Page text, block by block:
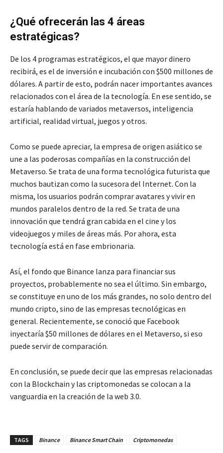
¿Qué ofrecerán las 4 áreas
estratégicas?
De los 4 programas estratégicos, el que mayor dinero
recibirá, es el de inversión e incubación con $500 millones de
dólares. A partir de esto, podrán nacer importantes avances
relacionados con el área de la tecnología. En ese sentido, se
estaría hablando de variados metaversos, inteligencia
artificial, realidad virtual, juegos y otros.
Como se puede apreciar, la empresa de origen asiático se
une a las poderosas compañías en la construcción del
Metaverso. Se trata de una forma tecnológica futurista que
muchos bautizan como la sucesora del Internet. Con la
misma, los usuarios podrán comprar avatares y vivir en
mundos paralelos dentro de la red. Se trata de una
innovación que tendrá gran cabida en el cine y los
videojuegos y miles de áreas más. Por ahora, esta
tecnología está en fase embrionaria.
Así, el fondo que Binance lanza para financiar sus
proyectos, probablemente no sea el último. Sin embargo,
se constituye en uno de los más grandes, no solo dentro del
mundo cripto, sino de las empresas tecnológicas en
general. Recientemente, se conoció que Facebook
inyectaría $50 millones de dólares en el Metaverso, si eso
puede servir de comparación.
En conclusión, se puede decir que las empresas relacionadas
con la Blockchain y las criptomonedas se colocan a la
vanguardia en la creación de la web 3.0.
TAGS Binance Binance Smart Chain Criptomonedas